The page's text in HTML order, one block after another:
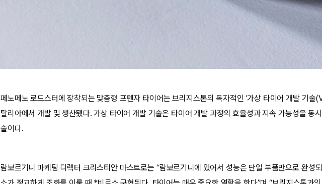
페노메노 로드스터에 장착되는 맞춤형 포텐자 타이어는 브리지스톤의 독자적인 ‘가상 타이어 개발 기술
탈리아에서 개발 및 생산됐다. 가상 타이어 개발 기술은 타이어 개발 과정의 효율성과 지속 가능성을 동
술이다.
람보르기니 마케팅 디렉터 크리스티안 마스트로는 “람보르기니에 있어서 성능은 단일 부품만으로 완성